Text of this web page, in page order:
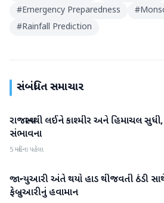
#Emergency Preparedness #
#Rainfall Prediction
સંબંધિત સમાચાર
હવામાન
રાજસ્થાનથી લઈને કાશ્મીર અને હિમાચલ
સંભાવના
5 મહિના પહેલા
હવામાન
જાન્યુઆરી અંતે થયો હાડ થીજવતી ઠંડી
ફેબ્રુઆરીનું હવામાન